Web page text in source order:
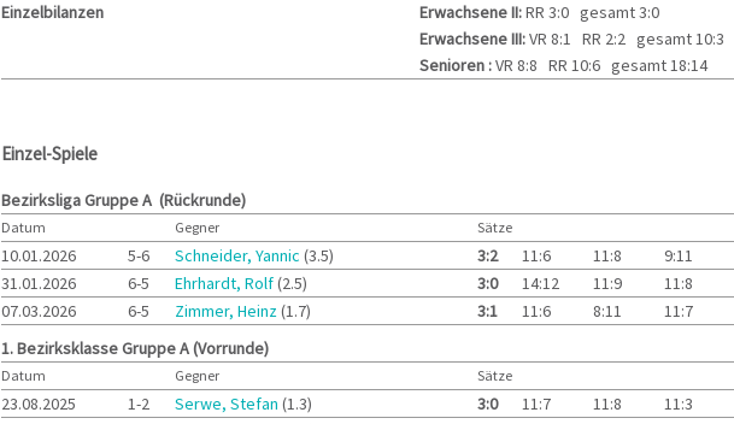
Einzelbilanzen
Erwachsene II:RR 3:0 gesamt 3:0
Erwachsene III:VR 8:1 RR 2:2 gesamt 10:3
Senioren :VR 8:8 RR 10:6 gesamt 18:14
Einzel-Spiele
Bezirksliga Gruppe A (Rückrunde)
Datum Gegner Sätze
10.01.2026 5-6 Schneider, Yannic (3.5) 3:2 11:6 11:8 9:11
31.01.2026
6-5 Ehrhardt, Rolf(2.5) 3:0 14:12 11:9 11:8
07.03.2026
6-5 Zimmer, Heinz(1.7) 3:1 11:6 8:11 11:7
1. Bezirksklasse Gruppe A (Vorrunde)
Datum Gegner Sätze
23.08.2025 1-2 Serwe, Stefan (1.3) 3:0 11:7 11:8 11:3